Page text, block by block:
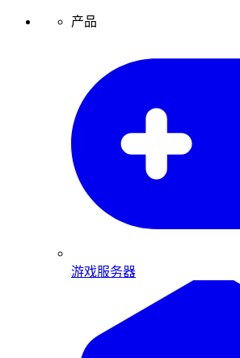
产品
游戏服务器